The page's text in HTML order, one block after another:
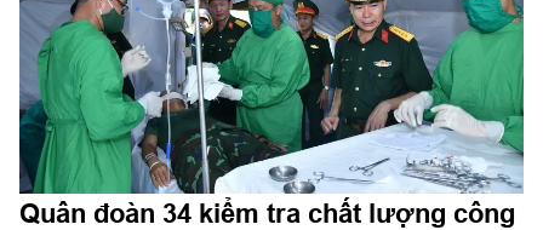
Quân đoàn 34 kiểm tra chất lượng công